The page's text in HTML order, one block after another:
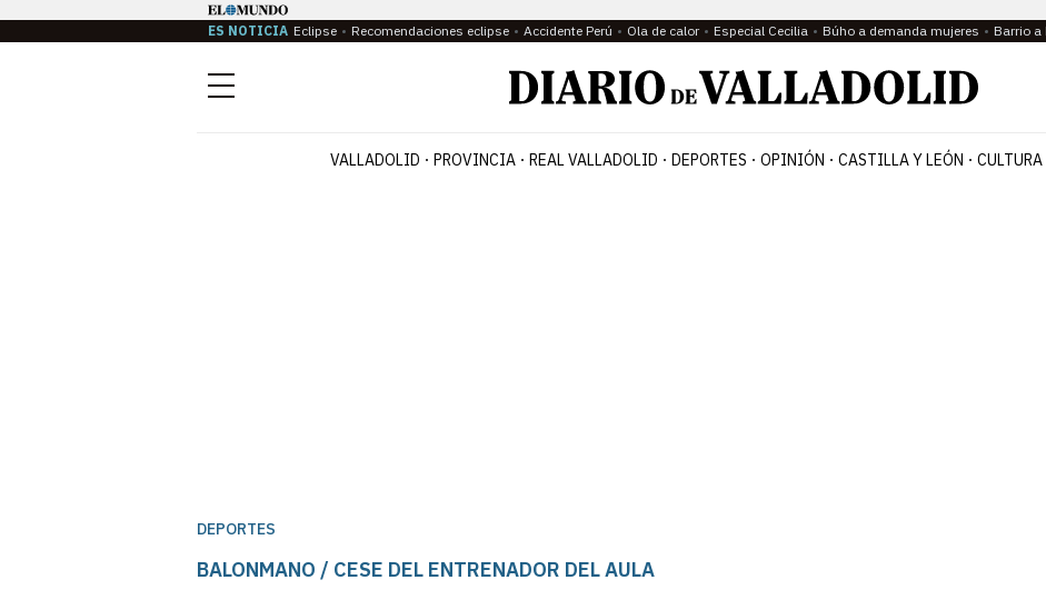
ES NOTICIA Eclipse Recomendaciones eclipse Accidente Perú Ola de calor Especial Cecilia Búho a demanda mujeres Barrio a
Menú
VALLADOLID PROVINCIA REAL VALLADOLID DEPORTES OPINIÓN CASTILLA Y LEÓN CULTURA
DEPORTES
BALONMANO / CESE DEL ENTRENADOR DEL AULA